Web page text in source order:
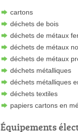
cartons
déchets de bois
déchets de métaux
déchets de métaux
déchets de métaux
déchets métalliques
déchets métalliques
déchets textiles
papiers cartons en
Équipements